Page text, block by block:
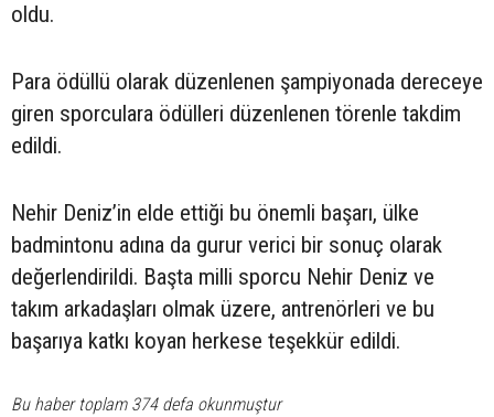
oldu.
Para ödüllü olarak düzenlenen şampiyonada dereceye
giren sporculara ödülleri düzenlenen törenle takdim
edildi.
Nehir Deniz’in elde ettiği bu önemli başarı, ülke
badmintonu adına da gurur verici bir sonuç olarak
değerlendirildi. Başta milli sporcu Nehir Deniz ve
takım arkadaşları olmak üzere, antrenörleri ve bu
başarıya katkı koyan herkese teşekkür edildi.
Bu haber toplam 374 defa okunmuştur